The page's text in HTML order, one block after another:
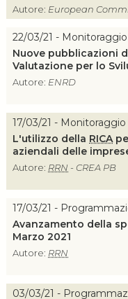
Autore: European
22/03/21 -
Nuove pubblicazioni
Valutazione per lo
Autore: ENRD
17/03/21 -
L'utilizzo della RICA
aziendali delle
Autore: RRN - CREA PB
17/03/21 -
Avanzamento della
Marzo 2021
Autore: RRN
03/03/21 -